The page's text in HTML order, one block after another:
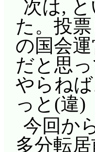
「かー
フカサ
はもう
たよう
ぎまし
最中だ
時に(し
ト。天
れない
ルトを
題じゃ
助けよ
ている
すよね
クを恐
しょ。
ュータ
門が目
しょう
上だ!」
が大き
か? ん
楽園か
次は,
た。投
の国会
だと思
やらね
っと(違)
今回か
多分転